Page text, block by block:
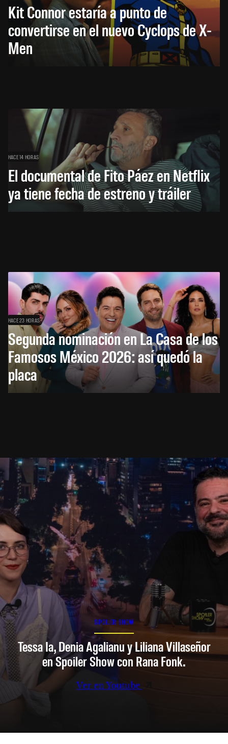
Kit Connor estaría a punto de
convertirse en el nuevo Cyclops de X-
Men
HACE 14 HORAS
El documental de Fito Páez en Netflix
ya tiene fecha de estreno y tráiler
HACE 23 HORAS
Segunda nominación en La Casa de los
Famosos México 2026: así quedó la
placa
SPOILER SHOW
Tessa Ia, Denia Agalianu y Liliana Villaseñor
en Spoiler Show con Rana Fonk.
Ver en Youtube